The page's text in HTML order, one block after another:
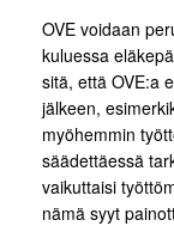
OVE voidaan
kuluessa
sitä, että OVE:a
jälkeen,
myöhemmin
säädettäessä
vaikuttaisi
nämä syyt